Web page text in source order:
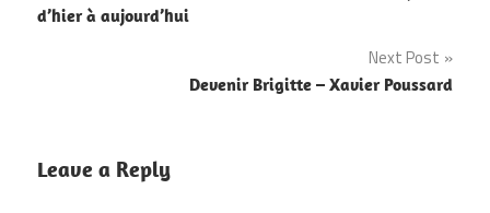
de
d’hier à aujourd’hui
Next Post
Devenir Brigitte – Xavier Poussard
Leave a Reply